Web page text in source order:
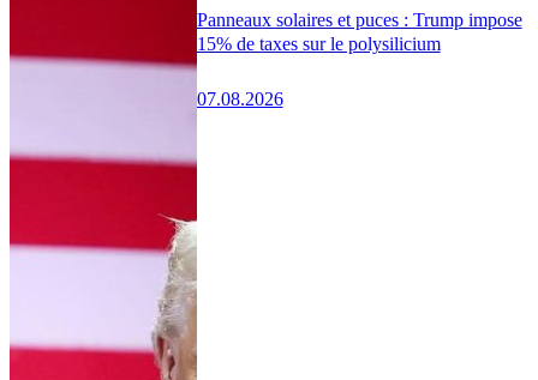
Panneaux solaires et puces : Trump impose
15% de taxes sur le polysilicium
07.08.2026